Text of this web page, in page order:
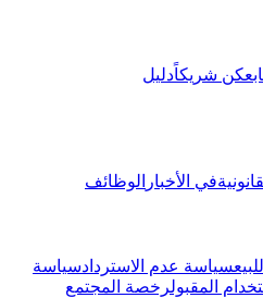
كن شريكاًدليل
في الأخبار الوظائف
سياسة عدم الاستردادسياسة
المقبولرخصة المجتمع